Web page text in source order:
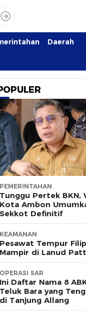
Daerah
PEMERINTAHAN
Tunggu Pertek BKN,
Kota Ambon
Sekkot Definitif
KEAMANAN
Pesawat Tempur
Mampir di Lanud
OPERASI SAR
Ini Daftar Nama 8
Teluk Bara yang
di Tanjung Allang